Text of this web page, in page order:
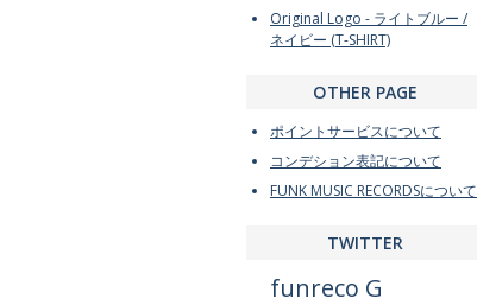
Original Logo - ライトブルー /
ネイビー (T-SHIRT)
OTHER PAGE
ポイントサービスについて
コンデション表記について
FUNK MUSIC RECORDSについて
TWITTER
funreco G